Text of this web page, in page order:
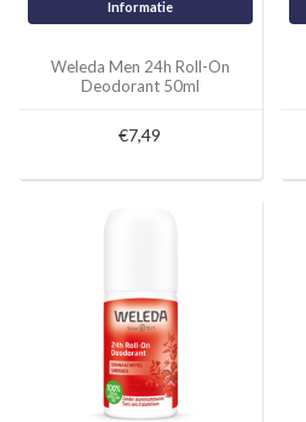
Informatie
Weleda Men 24h Roll-On
Deodorant 50ml
€7,49